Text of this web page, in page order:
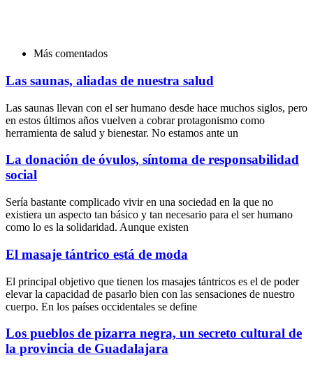
Más comentados
Las saunas, aliadas de nuestra salud
Las saunas llevan con el ser humano desde hace muchos siglos, pero
en estos últimos años vuelven a cobrar protagonismo como
herramienta de salud y bienestar. No estamos ante un
La donación de óvulos, síntoma de responsabilidad
social
Sería bastante complicado vivir en una sociedad en la que no
existiera un aspecto tan básico y tan necesario para el ser humano
como lo es la solidaridad. Aunque existen
El masaje tántrico está de moda
El principal objetivo que tienen los masajes tántricos es el de poder
elevar la capacidad de pasarlo bien con las sensaciones de nuestro
cuerpo. En los países occidentales se define
Los pueblos de pizarra negra, un secreto cultural de
la provincia de Guadalajara